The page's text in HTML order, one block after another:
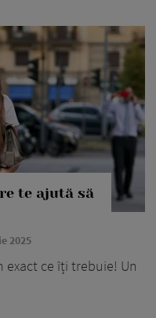
te ajută să
2025
exact ce îți trebuie! Un